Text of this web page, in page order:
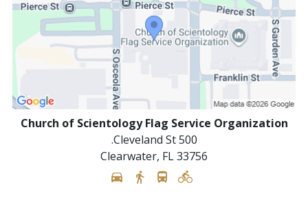
Church of Scientology Flag Service Organization
500 Cleveland St.
Clearwater, FL33756